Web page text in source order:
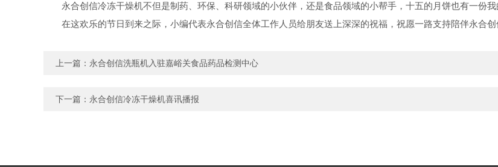
永合创信冷冻干燥机不但是制药、环保、科研领域的小伙伴，还是食品领域的小帮手，十五的月饼也有一份我
在这欢乐的节日到来之际，小编代表永合创信全体工作人员给朋友送上深深的祝福，祝愿一路支持陪伴永合
上一篇： 永合创信洗瓶机入驻嘉峪关食品药品检测中心
下一篇： 永合创信冷冻干燥机喜讯播报